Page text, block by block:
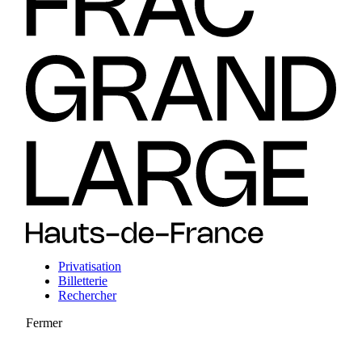
Privatisation
Billetterie
Rechercher
Fermer